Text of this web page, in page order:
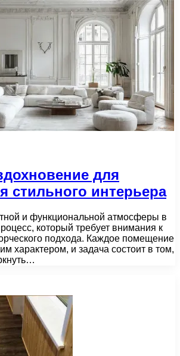
для
стильного интерьера
и функциональной атмосферы в
который требует внимания к
подхода. Каждое помещение
характером, и задача состоит в том,